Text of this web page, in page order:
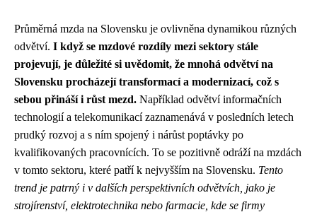
Průměrná mzda na Slovensku je ovlivněna dynamikou různých
odvětví. I když se mzdové rozdíly mezi sektory stále
projevují, je důležité si uvědomit, že mnohá odvětví na
Slovensku procházejí transformací a modernizací, což s
sebou přináší i růst mezd. Například odvětví informačních
technologií a telekomunikací zaznamenává v posledních letech
prudký rozvoj a s ním spojený i nárůst poptávky po
kvalifikovaných pracovnících. To se pozitivně odráží na mzdách
v tomto sektoru, které patří k nejvyšším na Slovensku. Tento
trend je patrný i v dalších perspektivních odvětvích, jako je
strojírenství, elektrotechnika nebo farmacie, kde se firmy